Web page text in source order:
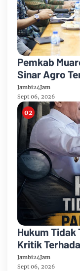
Pemkab
Sinar Agro
Sipin Teluk
Jambi24Jam
Sept 06, 2026
Hukum Tidak
Kritik
Media dan
Jambi24Jam
Sept 06, 2026